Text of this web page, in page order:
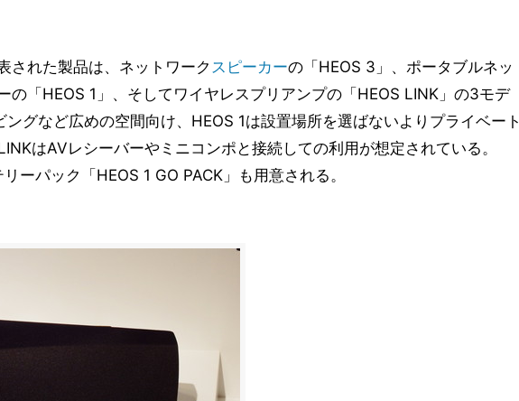
された製品は、ネットワークスピーカーの「HEOS 3」、ポータブルネッ
の「HEOS 1」、そしてワイヤレスプリアンプの「HEOS LINK」の3モデ
ングなど広めの空間向け、HEOS 1は設置場所を選ばないよりプライベート
はAVレシーバーやミニコンポと接続しての利用が想定されている。
ーパック「HEOS 1 GO PACK」も用意される。